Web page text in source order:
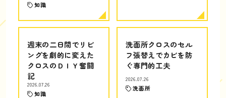
知識
週末の二日間でリビ
ングを劇的に変えた
クロスのＤＩＹ奮闘
記
2026.07.26
知識
洗面所クロスのセル
フ張替えでカビを防
ぐ専門的工夫
2026.07.26
洗面所